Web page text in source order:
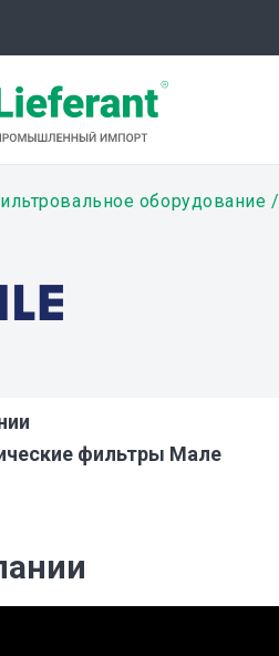
оборудование
фильтры Мале